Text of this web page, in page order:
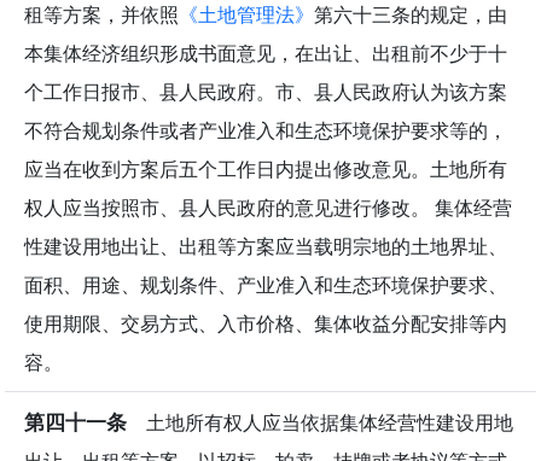
租等方案，并依照 《土地管理法》 第六十三条的规定，由
本集体经济组织形成书面意见，在出让、出租前不少于十
个工作日报市、县人民政府。市、县人民政府认为该方案
不符合规划条件或者产业准入和生态环境保护要求等的，
应当在收到方案后五个工作日内提出修改意见。土地所有
权人应当按照市、县人民政府的意见进行修改。 集体经营
性建设用地出让、出租等方案应当载明宗地的土地界址、
面积、用途、规划条件、产业准入和生态环境保护要求、
使用期限、交易方式、入市价格、集体收益分配安排等内
容。
第四十一条 土地所有权人应当依据集体经营性建设用地